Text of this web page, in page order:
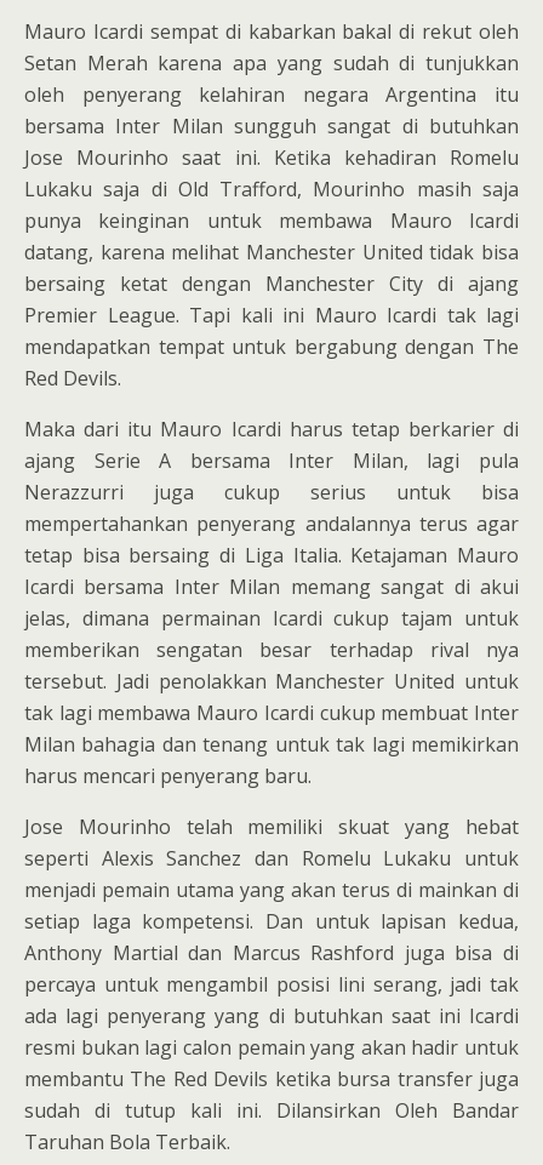
Mauro Icardi sempat di kabarkan bakal di rekut oleh
Setan Merah karena apa yang sudah di tunjukkan
oleh penyerang kelahiran negara Argentina itu
bersama Inter Milan sungguh sangat di butuhkan
Jose Mourinho saat ini. Ketika kehadiran Romelu
Lukaku saja di Old Trafford, Mourinho masih saja
punya keinginan untuk membawa Mauro Icardi
datang, karena melihat Manchester United tidak bisa
bersaing ketat dengan Manchester City di ajang
Premier League. Tapi kali ini Mauro Icardi tak lagi
mendapatkan tempat untuk bergabung dengan The
Red Devils.
Maka dari itu Mauro Icardi harus tetap berkarier di
ajang Serie A bersama Inter Milan, lagi pula
Nerazzurri juga cukup serius untuk bisa
mempertahankan penyerang andalannya terus agar
tetap bisa bersaing di Liga Italia. Ketajaman Mauro
Icardi bersama Inter Milan memang sangat di akui
jelas, dimana permainan Icardi cukup tajam untuk
memberikan sengatan besar terhadap rival nya
tersebut. Jadi penolakkan Manchester United untuk
tak lagi membawa Mauro Icardi cukup membuat Inter
Milan bahagia dan tenang untuk tak lagi memikirkan
harus mencari penyerang baru.
Jose Mourinho telah memiliki skuat yang hebat
seperti Alexis Sanchez dan Romelu Lukaku untuk
menjadi pemain utama yang akan terus di mainkan di
setiap laga kompetensi. Dan untuk lapisan kedua,
Anthony Martial dan Marcus Rashford juga bisa di
percaya untuk mengambil posisi lini serang, jadi tak
ada lagi penyerang yang di butuhkan saat ini Icardi
resmi bukan lagi calon pemain yang akan hadir untuk
membantu The Red Devils ketika bursa transfer juga
sudah di tutup kali ini. Dilansirkan Oleh Bandar
Taruhan Bola Terbaik.